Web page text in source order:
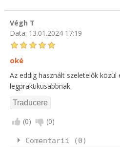
Végh T
Data: 13.01.2024 17:19
oké
Az eddig használt szeletelők
legpraktikusabbnak.
(0) (0)
Comentarii (0)